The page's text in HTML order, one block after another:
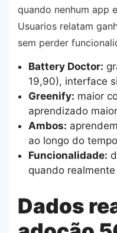
quando nenhum app
Usuarios relatam
sem perder
Battery Doctor:
19,90), interface
Greenify: maior
aprendizado maior
Ambos:
ao longo do tempo
Funcionalidade:
quando
Dados